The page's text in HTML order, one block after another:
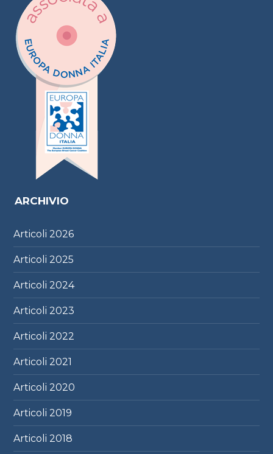
ARCHIVIO
Articoli2026
Articoli2025
Articoli2024
Articoli2023
Articoli2022
Articoli2021
Articoli2020
Articoli2019
Articoli2018